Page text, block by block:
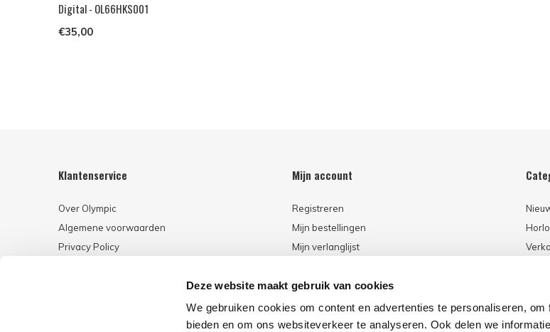
Deze website maakt gebruik van cookies
We gebruiken cookies om content en advertenties te personaliseren,
bieden en om ons websiteverkeer te analyseren. Ook delen we
Digital - OL66HKS001
€35,00
Klantenservice
Over Olympic
Algemene voorwaarden
Privacy Policy
Mijn account
Registreren
Mijn bestellingen
Mijn verlanglijst